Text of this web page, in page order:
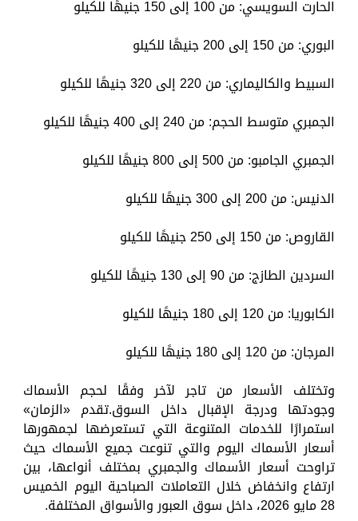
الحارت السويسي: من 100 إلى 150 جنيهًا للكيلو
البوري: من 150 إلى 200 جنيهًا للكيلو
السبيط والكاليماري: من 220 إلى 320 جنيهًا للكيلو
الجمبري متوسط الحجم: من 240 إلى 400 جنيهًا للكيلو
الجمبري الجامبو: من 500 إلى 800 جنيهًا للكيلو
الدنيس: من 200 إلى 300 جنيهًا للكيلو
القاروص: من 150 إلى 250 جنيهًا للكيلو
السردين الطازج: من 90 إلى 130 جنيهًا للكيلو
الكابوريا: من 120 إلى 180 جنيهًا للكيلو
المرجان: من 120 إلى 180 جنيهًا للكيلو
وتختلف الأسعار من تاجر لآخر وفقًا لحجم الأسماك
وجودتها ودرجة الإقبال داخل السوق.تقدم «الزمان»
استمرارًا للخدمات المتنوعة التي تستعرضها لجمهورها
أسعار الأسماك اليوم والتي تنوعت جميع الأسماك حيث
تراوحت أسعار الأسماك والجمبري بمختلف أنواعها، بين
ارتفاع وانخفاض خلال التعاملات الصباحية اليوم الخميس
28 مايو 2026، داخل سوق العبور والأسواق المختلفة.